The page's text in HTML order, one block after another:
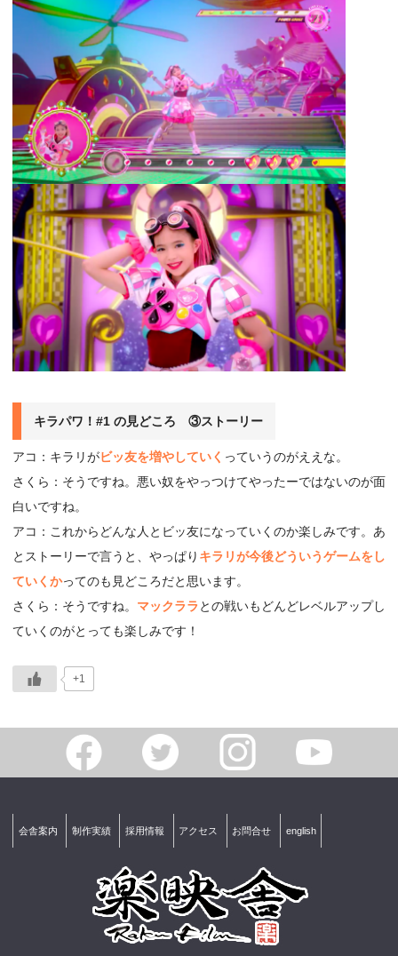
キラパワ！#1 の見どころ ③ストーリー
アコ：キラリがビッ友を増やしていく っていうのがええな。
さくら：そうですね。悪い奴をやっつけてやったーではないのが面
白いですね。
アコ：これからどんな人とビッ友になっていくのか楽しみです。あ
とストーリーで言うと、やっぱり キラリが今後どういうゲームをし
ていくかってのも見どころだと思います。
さくら：そうですね。 マックララ との戦いもどんどレベルアップし
ていくのがとっても楽しみです！
+1
会舎案内 制作実績 採用情報 アクセス お問合せ english